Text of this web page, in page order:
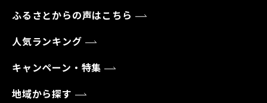
ふるさとからの声はこちら
人気ランキング
キャンペーン・特集
地域から探す